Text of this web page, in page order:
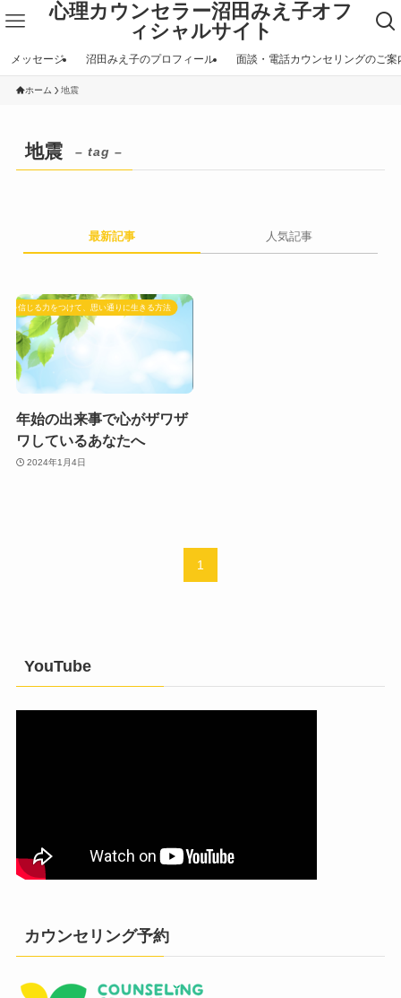
心理カウンセラー沼田みえ子オフ
ィシャルサイト
メッセージ 沼田みえ子のプロフィール 面談・電話カウンセリングのご案
ホーム 地震
地震 – tag –
最新記事 人気記事
分を信じる力をつけて、思い通りに生きる方法
年始の出来事で心がザワザ
ワしているあなたへ
2024年1月4日
1
YouTube
カウンセリング予約